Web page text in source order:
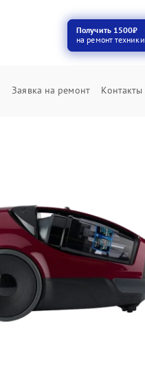
Получить 1500₽
на ремонт техники
Заявка на ремонт Контакты